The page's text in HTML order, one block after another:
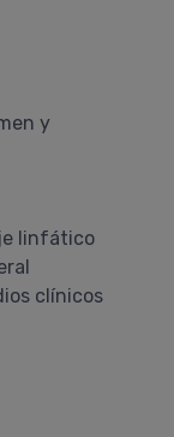
y
linfático
clínicos